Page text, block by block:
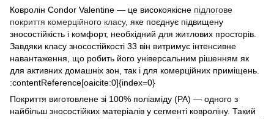
Ковролін Condor Valentine — це високоякісне підлогове
покриття комерційного класу, яке поєднує підвищену
зносостійкість і комфорт, необхідний для житлових просторів.
Завдяки класу зносостійкості 33 він витримує інтенсивне
навантаження, що робить його універсальним рішенням як
для активних домашніх зон, так і для комерційних приміщень.
:contentReference[oaicite:0]{index=0}
Покриття виготовлене зі 100% поліаміду (РА) — одного з
найбільш зносостійких матеріалів у сегменті ковроліну. Такий